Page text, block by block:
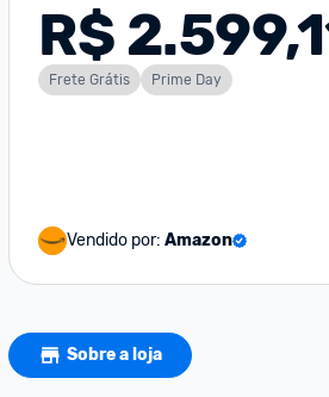
R$
Frete Grátis Prime Day
Vendido por: Amazon
Sobre a loja